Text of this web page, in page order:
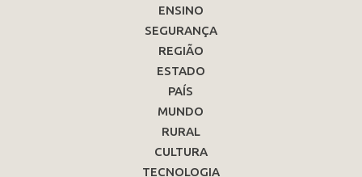
ENSINO
SEGURANÇA
REGIÃO
ESTADO
PAÍS
MUNDO
RURAL
CULTURA
TECNOLOGIA